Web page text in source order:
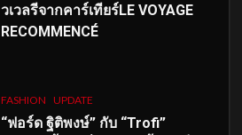
วเวลรีจากคาร์เทียร์LE VOYAGE
RECOMMENCÉ
FASHION UPDATE
“ฟอร์ด ฐิติพงษ์” กับ “Trofi”